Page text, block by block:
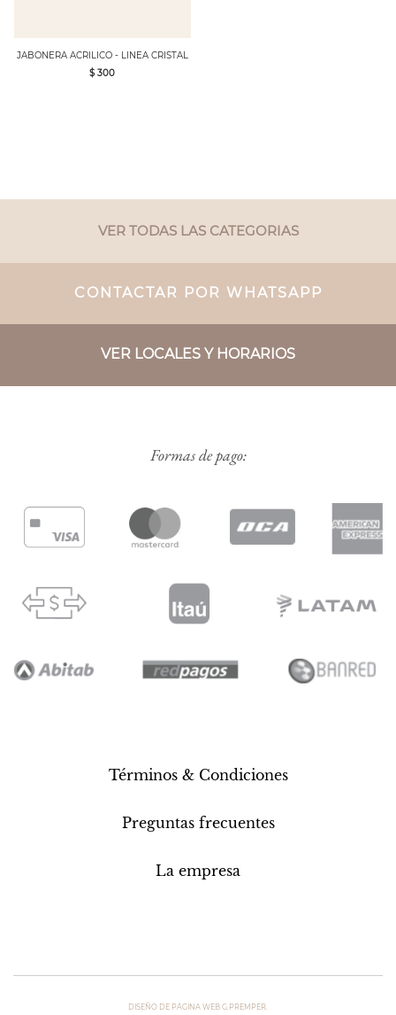
JABONERA ACRILICO - LINEA CRISTAL
$ 300
VER TODAS LAS CATEGORIAS
CONTACTAR POR WHATSAPP
VER LOCALES Y HORARIOS
Formas de pago:
Términos & Condiciones
Preguntas frecuentes
La empresa
DISEÑO DE PÁGINA WEB G.PREMPER.